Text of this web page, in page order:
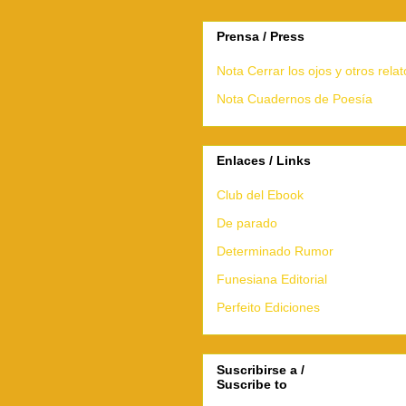
Prensa / Press
Nota Cerrar los ojos y otros
Nota Cuadernos de Poesía
Enlaces / Links
Club del Ebook
De parado
Determinado Rumor
Funesiana Editorial
Perfeito Ediciones
Suscribirse a /
Suscribe to